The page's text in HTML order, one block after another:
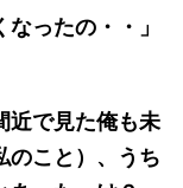
ったの・・」
近で見た俺も未
のこと）、うち